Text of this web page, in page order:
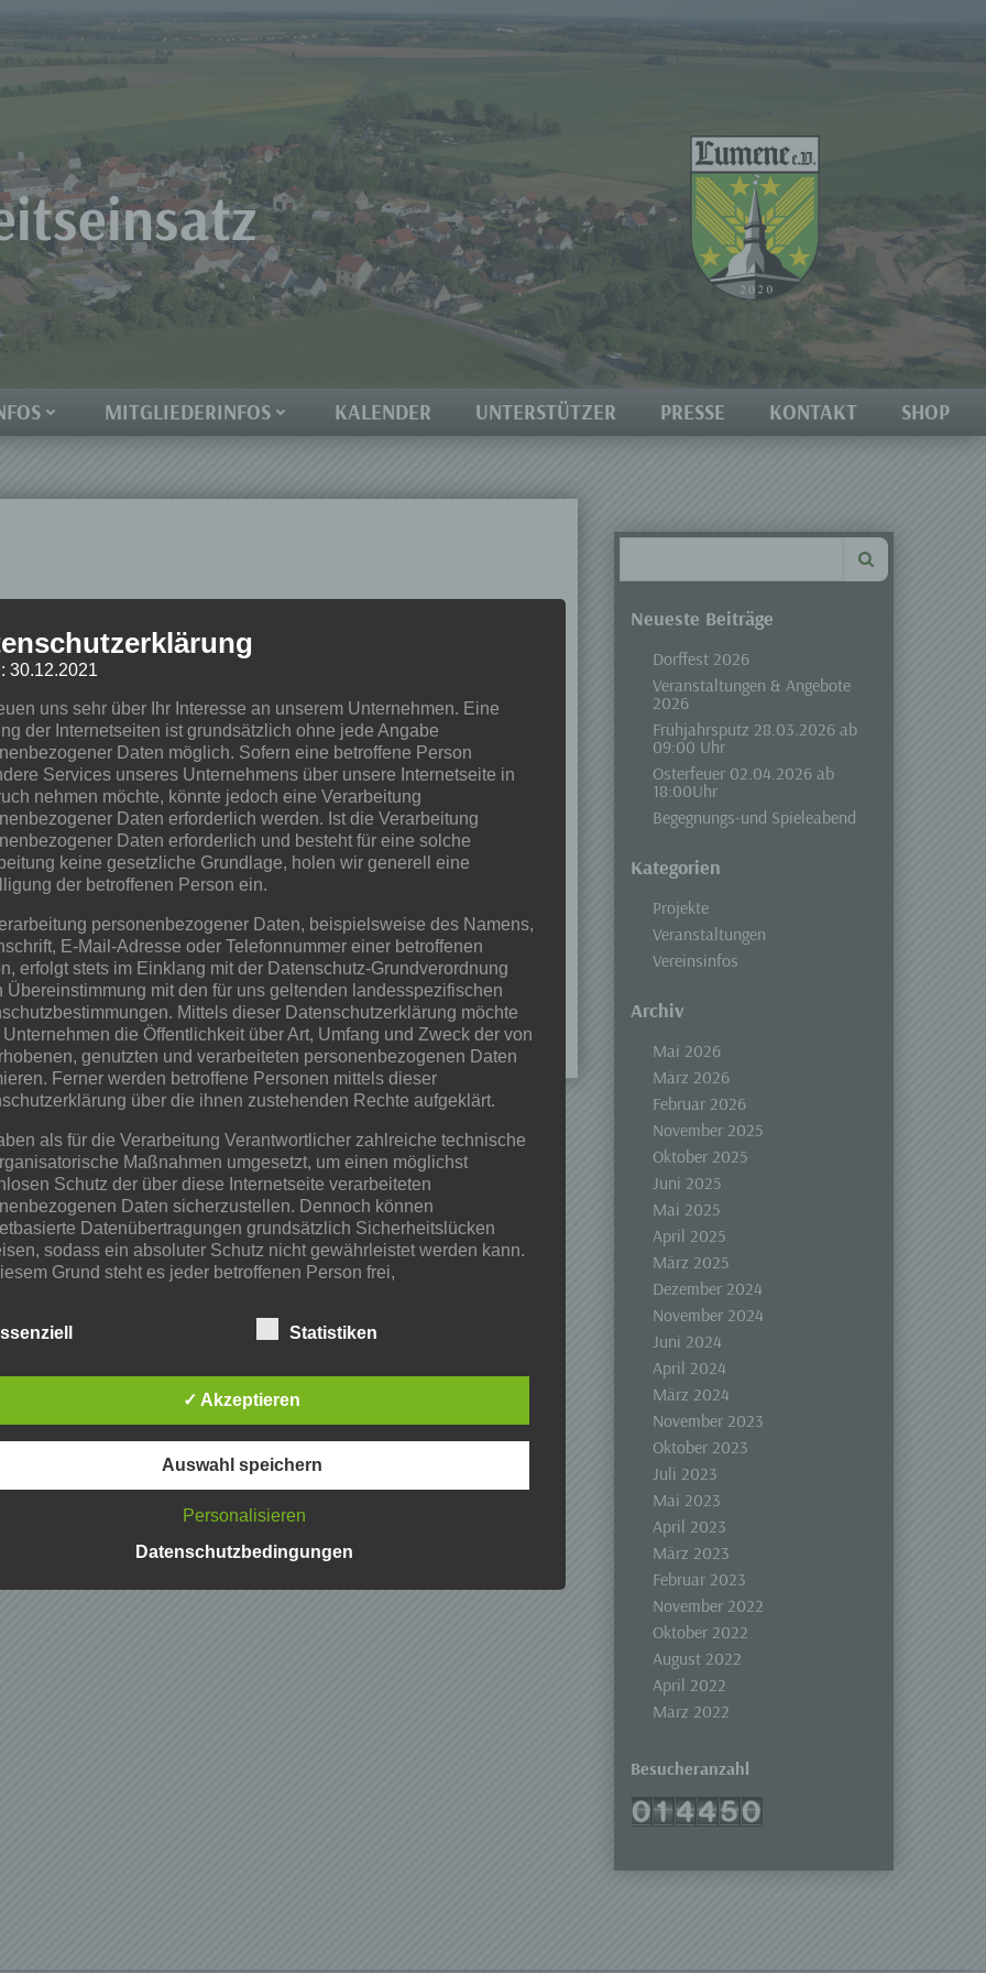
MITGLIEDERINFOS KALENDER UNTERSTÜTZER PRESSE KONTAKT SHOP
und Frauenkraft eigenständig umsetzen können. Um die Sanierung
Unterstützung. Wir freuen uns auf viele fleißige Helfer/-innen. Vielen
for:
Neueste Beiträge
Dorffest 2026
Veranstaltungen & Angebote
2026
Frühjahrsputz 28.03.2026 ab
09:00 Uhr
Osterfeuer 02.04.2026 ab
18:00Uhr
Begegnungs-und Spieleabend
Kategorien
Projekte
Veranstaltungen
Vereinsinfos
Archiv
Mai 2026
März 2026
Februar 2026
November 2025
Oktober 2025
Juni 2025
Mai 2025
April 2025
März 2025
Dezember 2024
November 2024
Juni 2024
April 2024
März 2024
November 2023
Oktober 2023
Juli 2023
Mai 2023
April 2023
März 2023
Februar 2023
November 2022
Oktober 2022
August 2022
April 2022
März 2022
Besucheranzahl
30.12.2021
uns sehr über Ihr Interesse an unserem Unternehmen. Eine
der Internetseiten ist grundsätzlich ohne jede Angabe
Daten möglich. Sofern eine betroffene Person
Services unseres Unternehmens über unsere Internetseite in
nehmen möchte, könnte jedoch eine Verarbeitung
Daten erforderlich werden. Ist die Verarbeitung
Daten erforderlich und besteht für eine solche
keine gesetzliche Grundlage, holen wir generell eine
der betroffenen Person ein.
personenbezogener Daten, beispielsweise des Namens,
E-Mail-Adresse oder Telefonnummer einer betroffenen
erfolgt stets im Einklang mit der Datenschutz-Grundverordnung
Übereinstimmung mit den für uns geltenden landesspezifischen
Mittels dieser Datenschutzerklärung möchte
Unternehmen die Öffentlichkeit über Art, Umfang und Zweck der von
genutzten und verarbeiteten personenbezogenen Daten
Ferner werden betroffene Personen mittels dieser
über die ihnen zustehenden Rechte aufgeklärt.
als für die Verarbeitung Verantwortlicher zahlreiche technische
Maßnahmen umgesetzt, um einen möglichst
Schutz der über diese Internetseite verarbeiteten
Daten sicherzustellen. Dennoch können
Datenübertragungen grundsätzlich Sicherheitslücken
sodass ein absoluter Schutz nicht gewährleistet werden kann.
Grund steht es jeder betroffenen Person frei,
an uns zu übermitteln.
beruht auf den Begrifflichkeiten, die durch den
Richtlinien- und Verordnungsgeber beim Erlass der
Grundverordnung (DS-GVO) verwendet wurden. Unsere
soll sowohl für die Öffentlichkeit als auch für unsere
gewährleisten, möchten wir vorab die verwendeten
in dieser Datenschutzerklärung unter anderem die
Statistiken
✓ Akzeptieren
Auswahl speichern
Personalisieren
Datenschutzbedingungen